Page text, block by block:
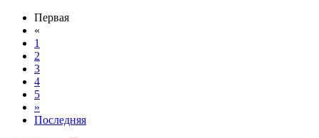
Первая
«
1
2
3
4
5
»
Последняя